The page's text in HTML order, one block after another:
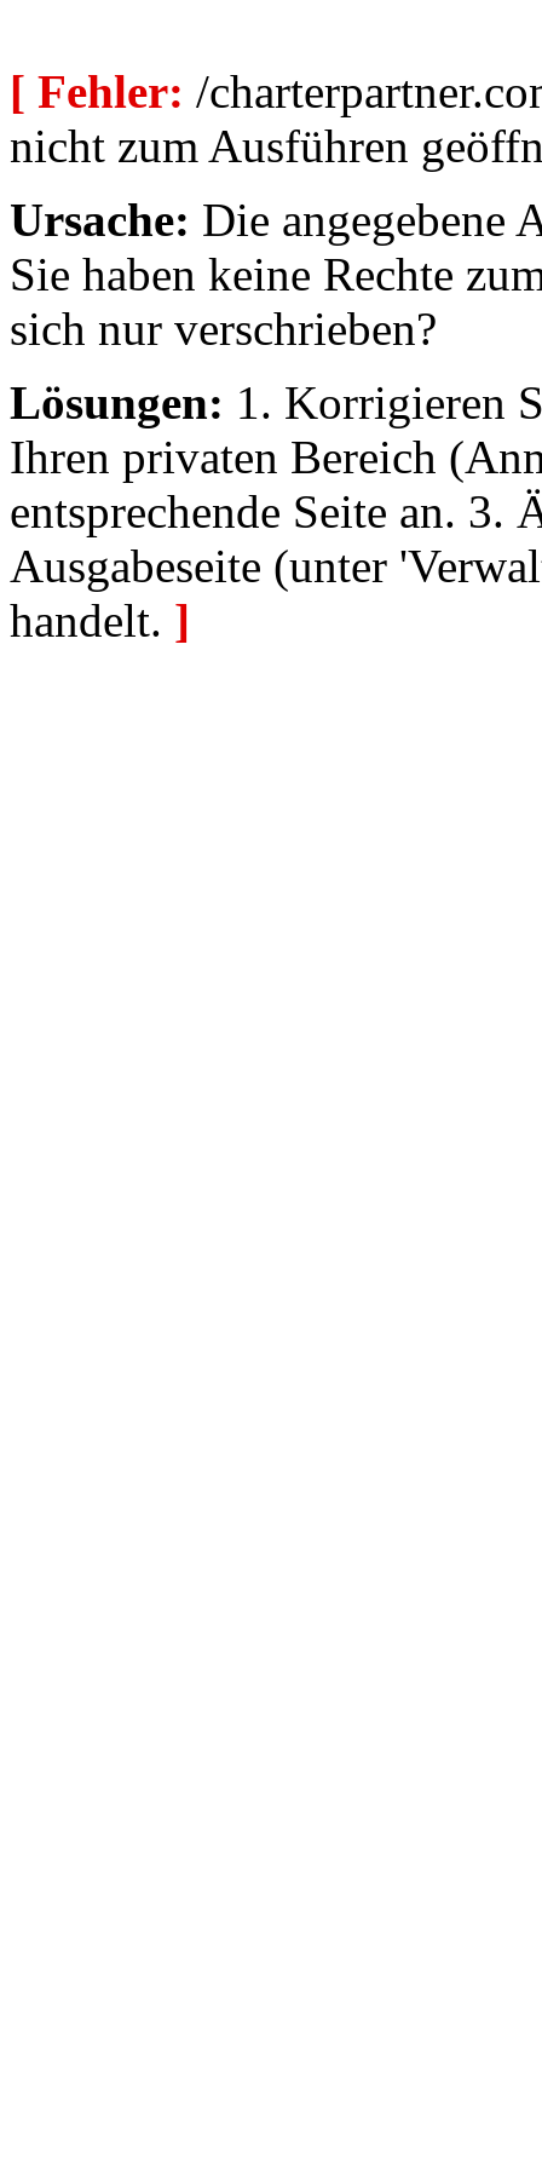
[ Fehler: /
nicht zum Ausführen
Ursache: Die angegebene
Sie haben keine Rechte
sich nur verschrieben?
Lösungen: 1. Korrigieren
Ihren privaten Bereich
entsprechende Seite an. 3.
Ausgabeseite (unter
handelt. ]